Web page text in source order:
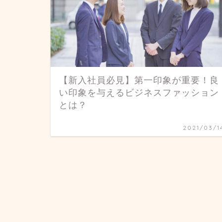
【新入社員必見】第一印象が重要！良
い印象を与えるビジネスファッション
とは？
2021/03/